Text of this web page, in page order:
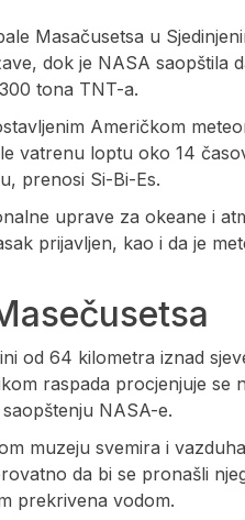
Masačusetsa u
dok je NASA saopštila
tona TNT-a.
Američkom
vatrenu loptu oko 14
prenosi Si-Bi-Es.
uprave za okeane i
prijavljen, kao i da je
od 64 kilometra iznad
raspada procjenjuje
NASA-e.
muzeju svemira i
da bi se pronašli
prekrivena vodom.